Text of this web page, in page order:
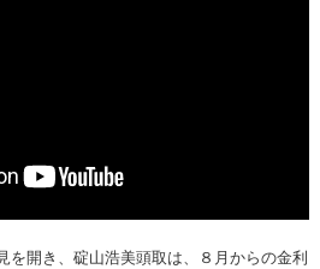
を開き、碇山浩美頭取は、８月からの金利